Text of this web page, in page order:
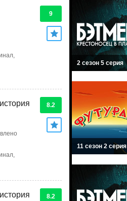
9
8.2
8.2
2 сезон 5 серия
11 сезон 2 серия